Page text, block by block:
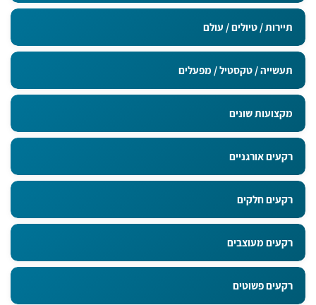
תיירות / טיולים / עולם
תעשייה / טקסטיל / מפעלים
מקצועות שונים
רקעים אורגניים
רקעים חלקים
רקעים מעוצבים
רקעים פשוטים